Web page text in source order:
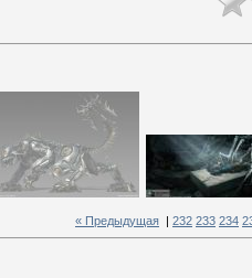
« Предыдущая 232 233 234